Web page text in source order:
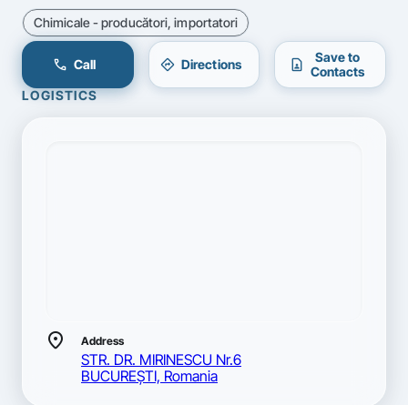
Chimicale - producători, importatori
call Call directions Directions contact_page
Save to
Contacts
LOGISTICS
location_on Address
STR. DR. MIRINESCU Nr.6
BUCUREŞTI, Romania